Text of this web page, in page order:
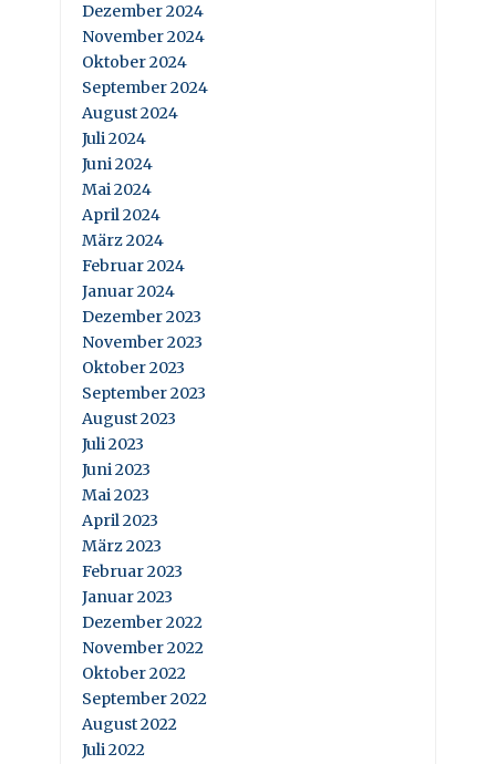
Dezember 2024
November 2024
Oktober 2024
September 2024
August 2024
Juli 2024
Juni 2024
Mai 2024
April 2024
März 2024
Februar 2024
Januar 2024
Dezember 2023
November 2023
Oktober 2023
September 2023
August 2023
Juli 2023
Juni 2023
Mai 2023
April 2023
März 2023
Februar 2023
Januar 2023
Dezember 2022
November 2022
Oktober 2022
September 2022
August 2022
Juli 2022